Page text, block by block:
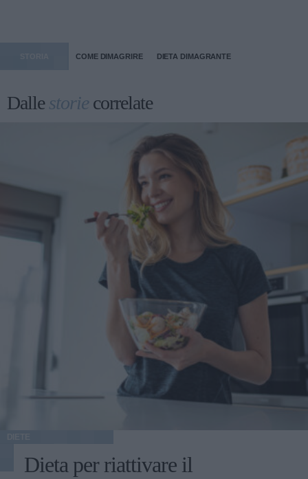
COME DIMAGRIRE DIETA DIMAGRANTE
Dallestorie correlate
Dieta per riattivare il